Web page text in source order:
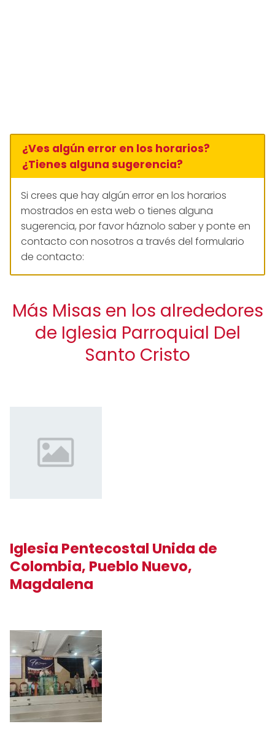
¿Ves algún error en los horarios?
¿Tienes alguna sugerencia?
Si crees que hay algún error en los horarios
mostrados en esta web o tienes alguna
sugerencia, por favor háznolo saber y ponte en
contacto con nosotros a través del formulario
de contacto:
Más Misas en los alrededores
de Iglesia Parroquial Del
Santo Cristo
Iglesia Pentecostal Unida de
Colombia, Pueblo Nuevo,
Magdalena